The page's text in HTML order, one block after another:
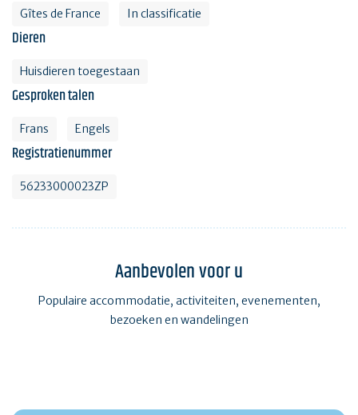
Gîtes de France In classificatie
Dieren
Huisdieren toegestaan
Gesproken talen
Frans Engels
Registratienummer
56233000023ZP
Aanbevolen voor u
Populaire accommodatie, activiteiten, evenementen,
bezoeken en wandelingen